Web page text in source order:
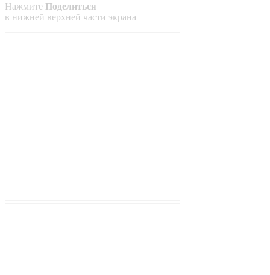
Нажмите Поделиться
в нижней верхней части экрана